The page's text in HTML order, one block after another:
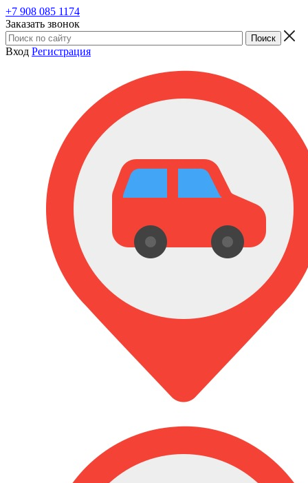
+7 908 085 1174
Заказать звонок
Вход Регистрация